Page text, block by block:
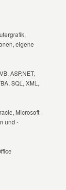
eigene
ASP.NET,
SQL, XML,
Microsoft
und -